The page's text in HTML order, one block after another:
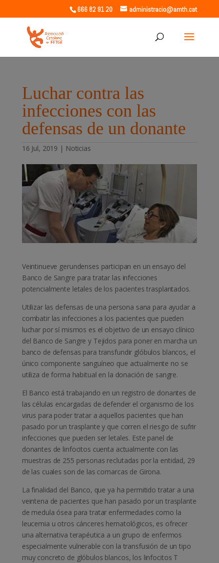
666 82 91 20 administracio@amth.cat
Luchar contra las
infecciones con las
defensas de un donante
16 Jul, 2019 | Noticias
Veintinueve gerundenses participan en un ensayo del
Banco de Sangre para tratar las infecciones
potencialmente letales de los pacientes trasplantados.
Utilizar las defensas de una persona sana para ayudar a
combatir las infecciones a los pacientes que pueden
luchar por sí mismos es el objetivo de un ensayo clínico
del Banco de Sangre y Tejidos para poner en marcha un
banco de defensas para transfundir glóbulos blancos, el
único componente sanguíneo que actualmente no se
utiliza de forma habitual en la donación de sangre.
El Banco está trabajando en un registro de donantes de
las células encargadas de defender el organismo de los
virus para poder tratar a aquellos pacientes que han
pasado por un trasplante y que corren el riesgo de sufrir
infecciones que pueden ser letales. Este panel de
donantes de linfocitos cuenta actualmente con las
muestras de 255 personas reclutadas por la entidad, 29
de las cuales son de las comarcas de Girona.
La finalidad del Banco, que ya ha permitido tratar a una
veintena de pacientes que han pasado por un trasplante
de medula ósea para tratar enfermedades como la
leucemia u otros cánceres hematológicos, es ofrecer
una alternativa terapéutica a un grupo de enfermos
especialmente vulnerable con la transfusión de un tipo
muy concreto de glóbulos blancos, los linfocitos T